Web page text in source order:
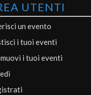
UTENTI
un evento
i tuoi eventi
i tuoi eventi